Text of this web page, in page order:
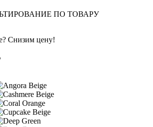
ПО ТОВАРУ
Снизим цену!
Диапазон
900 ₽
–
58
900 ₽